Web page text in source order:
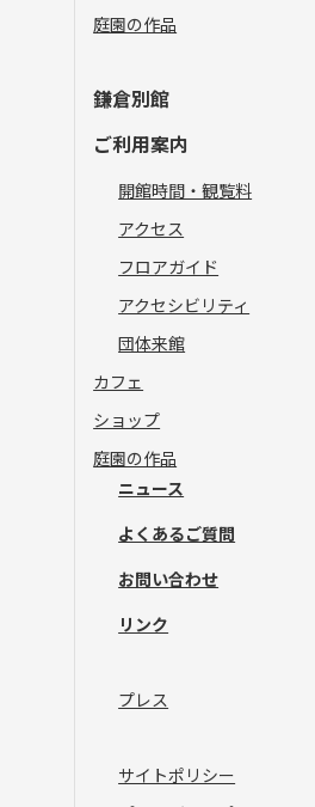
庭園の作品
鎌倉別館
ご利用案内
開館時間・観覧料
アクセス
フロアガイド
アクセシビリティ
団体来館
カフェ
ショップ
庭園の作品
ニュース
よくあるご質問
お問い合わせ
リンク
プレス
サイトポリシー